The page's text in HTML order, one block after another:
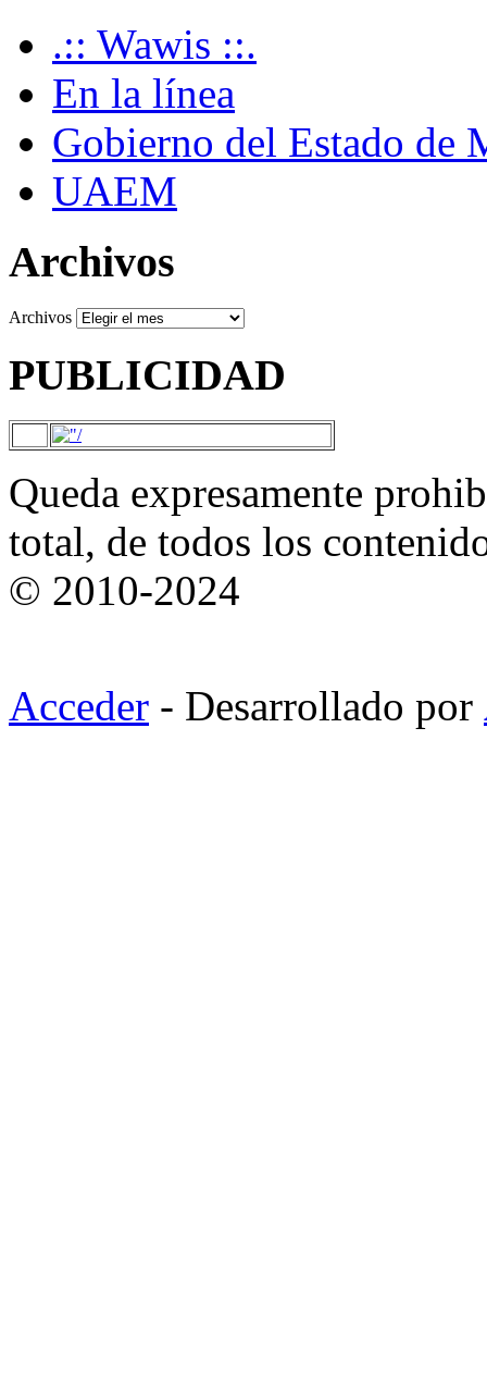
.:: Wawis ::.
En la línea
Gobierno del Estado de
UAEM
Archivos
Archivos
PUBLICIDAD
Queda expresamente
total, de todos los
© 2010-2024
Acceder - Desarrollado por